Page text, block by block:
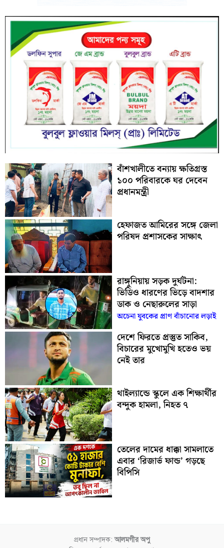
বাঁশখালীতে বন্যায় ক্ষতিগ্রস্ত
১০০ পরিবারকে ঘর দেবেন
প্রধানমন্ত্রী
হেফাজত আমিরের সঙ্গে জেলা
পরিষদ প্রশাসকের সাক্ষাৎ
রাঙ্গুনিয়ায় সড়ক দুর্ঘটনা:
ভিডিও ধারণের ভিড়ে বাদশার
ডাক ও নেছারুলের সাড়া
অচেনা যুবকের প্রাণ বাঁচানোর লড়াই
দেশে ফিরতে প্রস্তুত সাকিব,
বিচারের মুখোমুখি হতেও ভয়
নেই তার
থাইল্যান্ডে স্কুলে এক শিক্ষার্থীর
বন্দুক হামলা, নিহত ৭
তেলের দামের ধাক্কা সামলাতে
এবার ‘রিজার্ভ ফান্ড’ গড়ছে
বিপিসি
প্রধান সম্পাদক:আলমগীর অপু